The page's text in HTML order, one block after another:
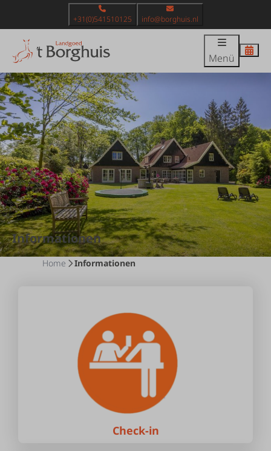
+31(0)541510125 info@borghuis.nl
Menü
Informationen
Home Informationen
Check-in